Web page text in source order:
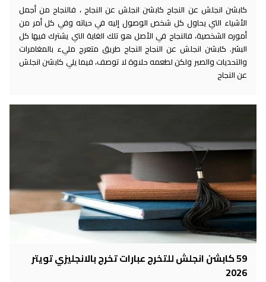
كابشن انجلش عن النجاح كابشن انجلش عن النجاح ، فالنجاح من أجمل
الأشياء التي يحاول كل شخص الوصول إليه في حياته وفي كل أمر من
أموره الشخصية، فالنجاح في الأصل هو تلك الغاية التي يشترك فيها كل
البشر. كابشن انجلش عن النجاح النجاح طريق متعرج مليء بالمغامرات
والتحديات والصبر ولكن لطعمه حلاوة لا توصف، فيما يلي كابشن انجلش
عن النجاح
59 كابشن انجلش للتخرج عبارات تخرج بالانجليزي تويتر
2026